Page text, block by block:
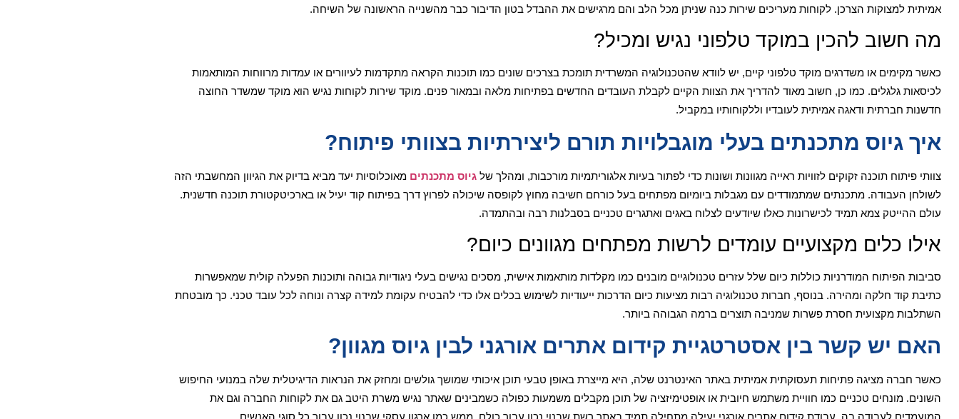
אמיתית למצוקות הצרכן. לקוחות מעריכים שירות כנה שניתן מכל הלב והם מרגישים את ההבדל בטון הדיבור כבר מהשנייה הראשונה של השיחה.
מה חשוב להכין במוקד טלפוני נגיש ומכיל?
כאשר מקימים או משדרגים מוקד טלפוני קיים, יש לוודא שהטכנולוגיה המשרדית תומכת בצרכים שונים כמו תוכנות הקראה מתקדמות לעיוורים או עמדות מרווחות המותאמות
לכיסאות גלגלים. כמו כן, חשוב מאוד להדריך את הצוות הקיים לקבלת העובדים החדשים בפתיחות מלאה ובמאור פנים. מוקד שירות לקוחות נגיש הוא מוקד שמשדר החוצה
חדשנות חברתית ודאגה אמיתית לעובדיו וללקוחותיו במקביל.
איך גיוס מתכנתים בעלי מוגבלויות תורם ליצירתיות בצוותי פיתוח?
צוותי פיתוח תוכנה זקוקים לזוויות ראייה מגוונות ושונות כדי לפתור בעיות אלגוריתמיות מורכבות, ומהלך של גיוס מתכנתים מאוכלוסיות יעד מביא בדיוק את הגיוון המחשבתי הזה
לשולחן העבודה. מתכנתים שמתמודדים עם מגבלות ביומיום מפתחים בעל כורחם חשיבה מחוץ לקופסה שיכולה לפרוץ דרך בפיתוח קוד יעיל או בארכיטקטורת תוכנה חדשנית.
עולם ההייטק צמא תמיד לכישרונות כאלו שיודעים לצלוח באגים ואתגרים טכניים בסבלנות רבה ובהתמדה.
אילו כלים מקצועיים עומדים לרשות מפתחים מגוונים כיום?
סביבות הפיתוח המודרניות כוללות כיום שלל עזרים טכנולוגיים מובנים כמו מקלדות מותאמות אישית, מסכים נגישים בעלי ניגודיות גבוהה ותוכנות הפעלה קולית שמאפשרות
כתיבת קוד חלקה ומהירה. בנוסף, חברות טכנולוגיה רבות מציעות כיום הדרכות ייעודיות לשימוש בכלים אלו כדי להבטיח עקומת למידה קצרה ונוחה לכל עובד טכני. כך מובטחת
השתלבות מקצועית חסרת פשרות שמניבה תוצרים ברמה הגבוהה ביותר.
האם יש קשר בין אסטרטגיית קידום אתרים אורגני לבין גיוס מגוון?
כאשר חברה מציגה פתיחות תעסוקתית אמיתית באתר האינטרנט שלה, היא מייצרת באופן טבעי תוכן איכותי שמושך גולשים ומחזק את הנראות הדיגיטלית שלה במנועי החיפוש
השונים. מונחים טכניים כמו חוויית משתמש חיובית או אופטימיזציה של תוכן מקבלים משמעות כפולה כשמבינים שאתר נגיש משרת היטב גם את לקוחות החברה וגם את